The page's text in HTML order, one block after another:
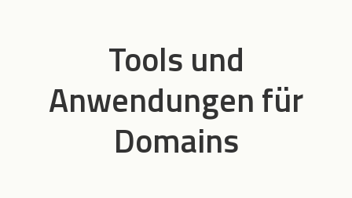
Tools und
Anwendungen für
Domains